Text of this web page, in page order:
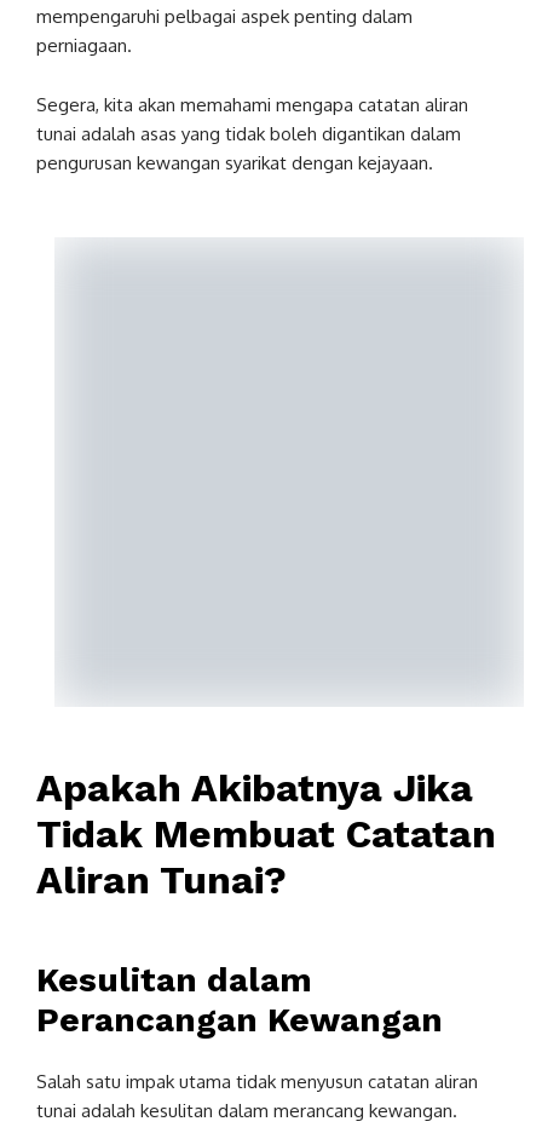
mempengaruhi pelbagai aspek penting dalam
perniagaan.
Segera, kita akan memahami mengapa catatan aliran
tunai adalah asas yang tidak boleh digantikan dalam
pengurusan kewangan syarikat dengan kejayaan.
Apakah Akibatnya Jika
Tidak Membuat Catatan
Aliran Tunai?
Kesulitan dalam
Perancangan Kewangan
Salah satu impak utama tidak menyusun catatan aliran
tunai adalah kesulitan dalam merancang kewangan.